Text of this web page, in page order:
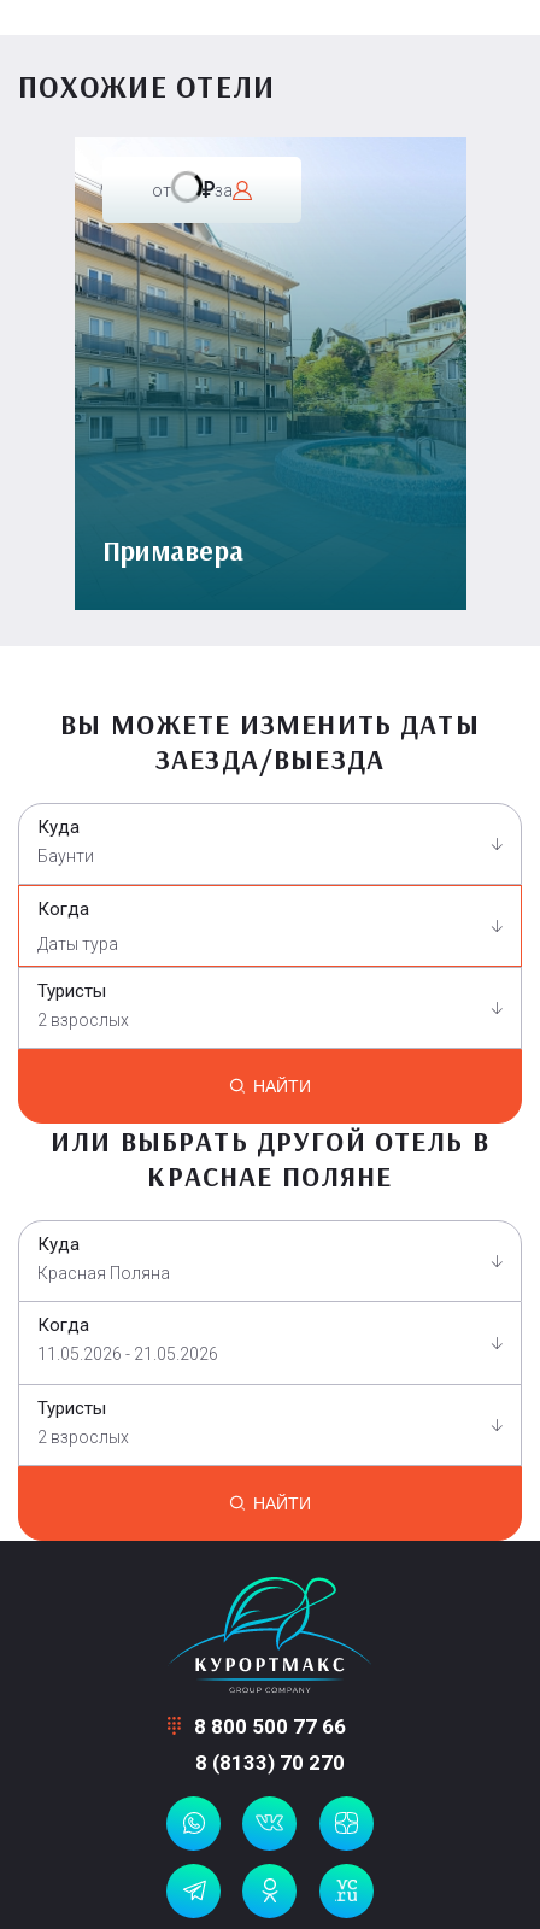
ПОХОЖИЕ ОТЕЛИ
от за
Примавера
ВЫ МОЖЕТЕ ИЗМЕНИТЬ ДАТЫ
ЗАЕЗДА/ВЫЕЗДА
Куда
Баунти
Когда
Туристы
2 взрослых
НАЙТИ
ИЛИ ВЫБРАТЬ ДРУГОЙ ОТЕЛЬ В
КРАСНАЕ ПОЛЯНЕ
Куда
Красная Поляна
Когда
11.05.2026 - 21.05.2026
Туристы
2 взрослых
НАЙТИ
8 800 500 77 66
8 (8133) 70 270